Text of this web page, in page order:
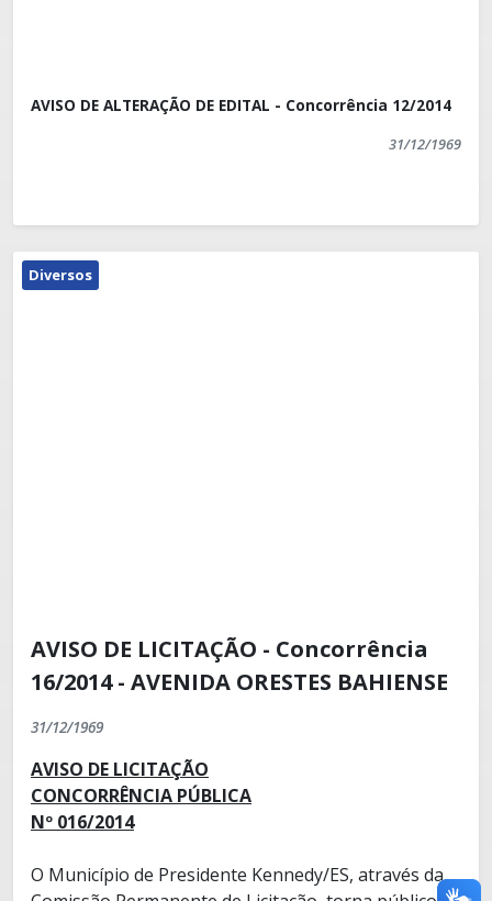
AVISO DE ALTERAÇÃO DE EDITAL - Concorrência 12/2014
31/12/1969
Diversos
AVISO DE LICITAÇÃO - Concorrência
16/2014 - AVENIDA ORESTES BAHIENSE
31/12/1969
AVISO DE LICITAÇÃO
CONCORRÊNCIA PÚBLICA
Nº 016/2014
O Município de Presidente Kennedy/ES, através da